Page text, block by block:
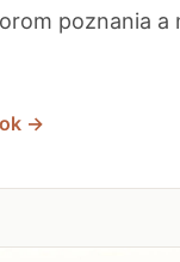
poznania a
→